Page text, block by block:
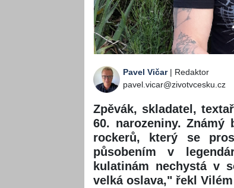
Pavel Vičar| Redaktor
pavel.vicar@zivotvcesku.cz
Zpěvák, skladatel,
60. narozeniny.
rockerů, který se
působením v
kulatinám nechystá v
velká oslava," řekl